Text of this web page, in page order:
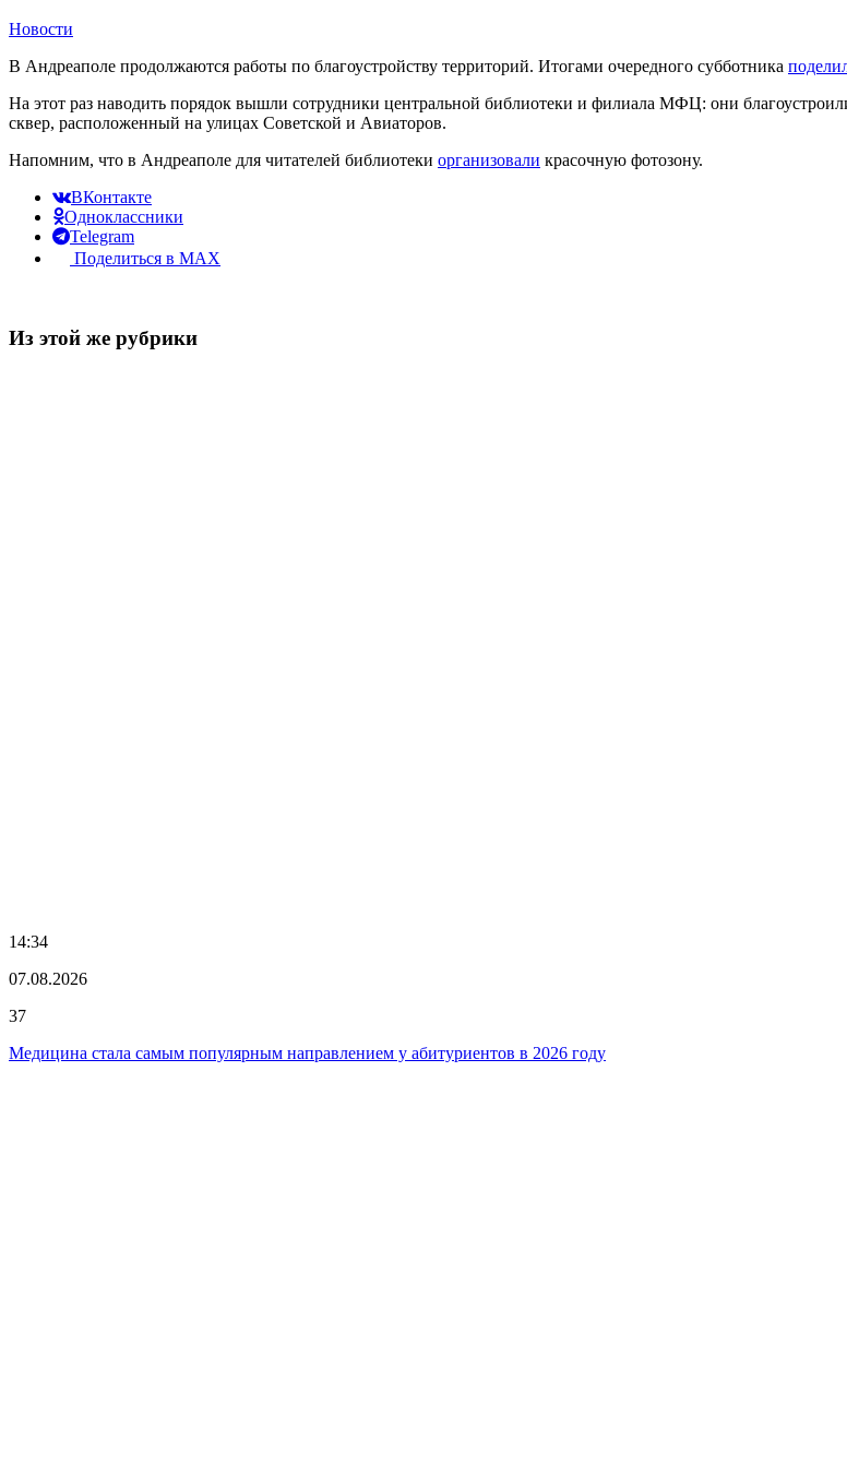
Новости
В Андреаполе продолжаются работы по благоустройству территорий. Итогами очередного субботника
На этот раз наводить порядок вышли сотрудники центральной библиотеки и филиала МФЦ: они
сквер, расположенный на улицах Советской и Авиаторов.
Напомним, что в Андреаполе для читателей библиотеки организовали красочную фотозону.
ВКонтакте
Одноклассники
Telegram
Поделиться в MAX
Из этой же рубрики
14:34
07.08.2026
37
Медицина стала самым популярным направлением у абитуриентов в 2026 году